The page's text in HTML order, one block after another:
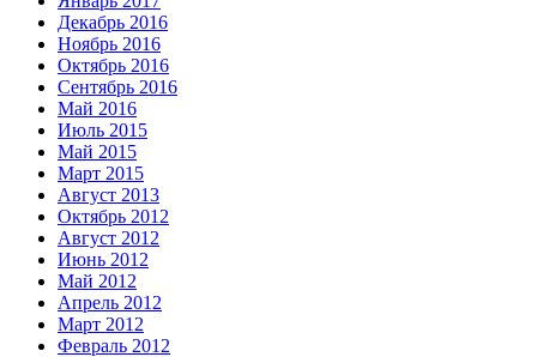
Декабрь 2016
Ноябрь 2016
Октябрь 2016
Сентябрь 2016
Май 2016
Июль 2015
Май 2015
Март 2015
Август 2013
Октябрь 2012
Август 2012
Июнь 2012
Май 2012
Апрель 2012
Март 2012
Февраль 2012